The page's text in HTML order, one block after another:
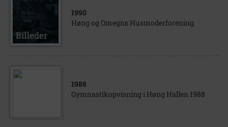
1990
Høng og Omegns Husmoderforening.
1988
Gymnastikopvisning i Høng Hallen 1988